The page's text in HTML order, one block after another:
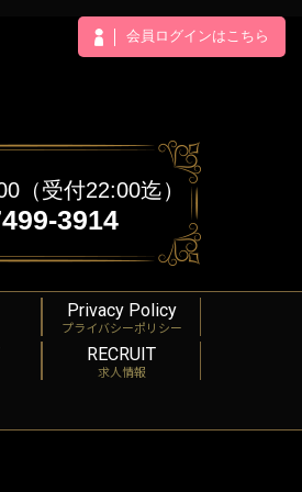
（受付22:00迄）
3914
会員ログインはこちら
Privacy Policy
プライバシーポリシー
RECRUIT
求人情報